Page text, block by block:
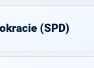
(SPD)